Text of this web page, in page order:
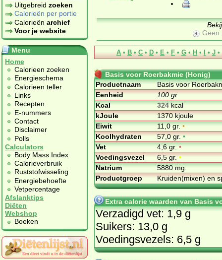
Uitgebreid zoeken
Calorieën per portie
Calorieën archief
Voor je website
Menu
Home
Calorieen zoeken
Energieschema
Calorieen teller
Links
Recepten
E-nummers
Contact
Disclaimer
Polls
Calculators
Body Mass Index
Calorieverbruik
Ruststofwisseling
Energiebehoefte
Vetpercentage
Afslanktips
Diëten
Webshop
Boeken
Geen
A • B • C • D • E • F • G • H • I • J •
Basis voor Roerbakmie (Honig)
Productnaam
Basis voor
Eenheid
100 gr.
Kcal
324kcal
kJoule
1370 kjoule
Eiwit
11,0 gr.•
Koolhydraten
57,0 gr.•
Vet
4,6 gr.•
Voedingsvezel
6,5 gr.•
Natrium
5880 mg.
Productgroep
Kruiden(mixen) en
Extra calorie waarden van Basis
Verzadigd vet: 1,9 g
Suikers: 13,0 g
Voedingsvezels: 6,5 g